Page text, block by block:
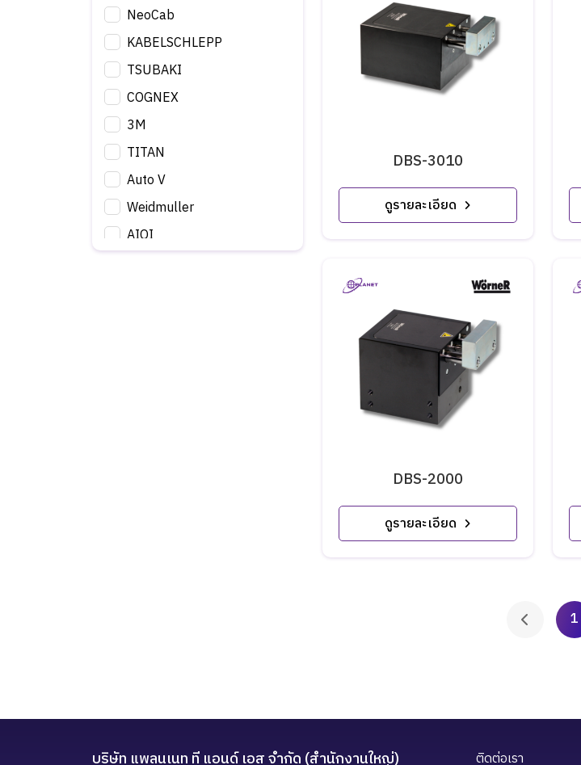
NeoCab
KABELSCHLEPP
TSUBAKI
COGNEX
3M
TITAN
Auto V
Weidmuller
AIOI
ดูรายละเอียด
DBS-3010
ดูรายละเอียด
DBS-2000
1
บริษัท แพลนเนท ที แอนด์ เอส จำกัด (สำนักงานใหญ่) ติดต่อเรา